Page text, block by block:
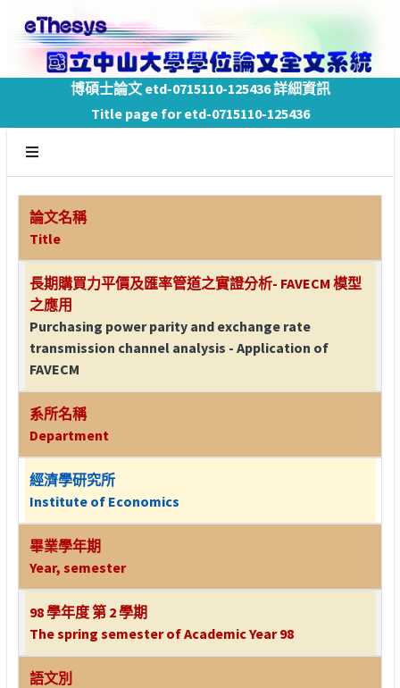
博碩士論文 etd-0715110-125436 詳細資訊
Title page for etd-0715110-125436
論文名稱
Title
長期購買力平價及匯率管道之實證分析- FAVECM 模型
之應用
Purchasing power parity and exchange rate
transmission channel analysis - Application of
FAVECM
系所名稱
Department
經濟學研究所
Institute of Economics
畢業學年期
Year, semester
98 學年度 第 2 學期
The spring semester of Academic Year 98
語文別